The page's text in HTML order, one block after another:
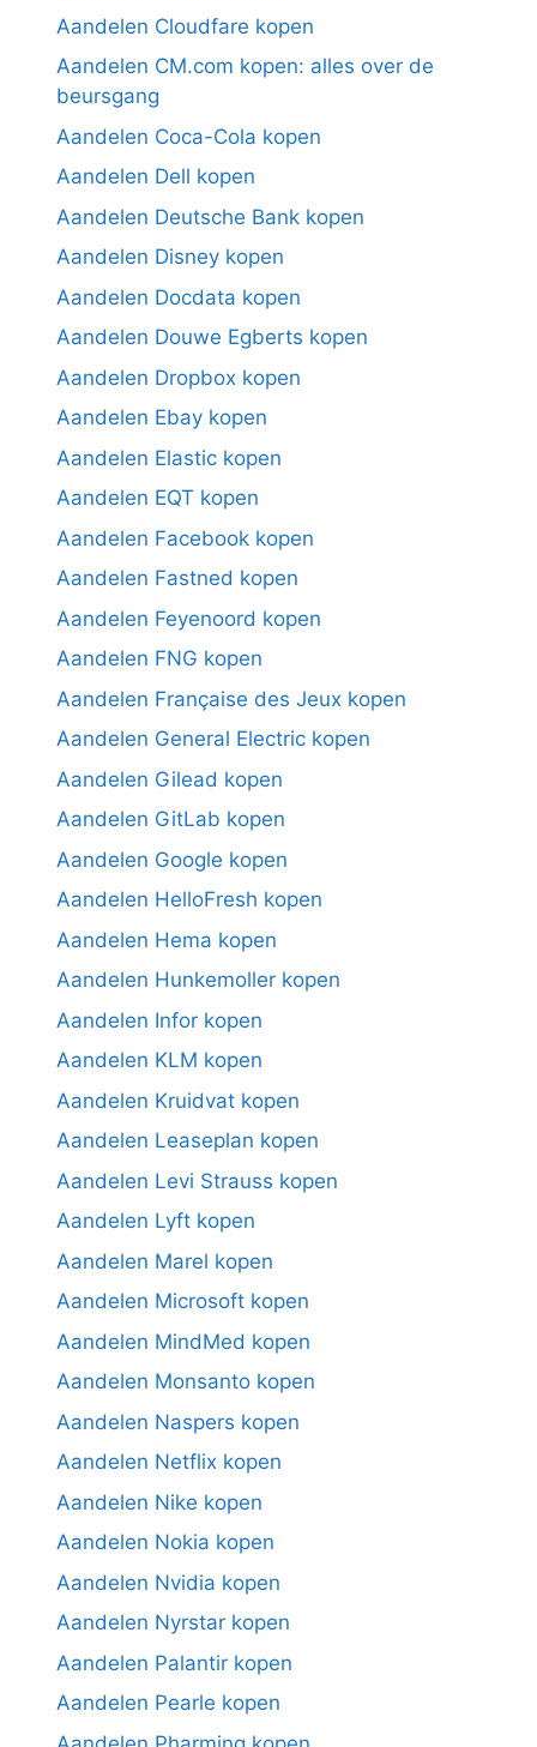
Aandelen Cloudfare kopen
Aandelen CM.com kopen: alles over de
beursgang
Aandelen Coca-Cola kopen
Aandelen Dell kopen
Aandelen Deutsche Bank kopen
Aandelen Disney kopen
Aandelen Docdata kopen
Aandelen Douwe Egberts kopen
Aandelen Dropbox kopen
Aandelen Ebay kopen
Aandelen Elastic kopen
Aandelen EQT kopen
Aandelen Facebook kopen
Aandelen Fastned kopen
Aandelen Feyenoord kopen
Aandelen FNG kopen
Aandelen Française des Jeux kopen
Aandelen General Electric kopen
Aandelen Gilead kopen
Aandelen GitLab kopen
Aandelen Google kopen
Aandelen HelloFresh kopen
Aandelen Hema kopen
Aandelen Hunkemoller kopen
Aandelen Infor kopen
Aandelen KLM kopen
Aandelen Kruidvat kopen
Aandelen Leaseplan kopen
Aandelen Levi Strauss kopen
Aandelen Lyft kopen
Aandelen Marel kopen
Aandelen Microsoft kopen
Aandelen MindMed kopen
Aandelen Monsanto kopen
Aandelen Naspers kopen
Aandelen Netflix kopen
Aandelen Nike kopen
Aandelen Nokia kopen
Aandelen Nvidia kopen
Aandelen Nyrstar kopen
Aandelen Palantir kopen
Aandelen Pearle kopen